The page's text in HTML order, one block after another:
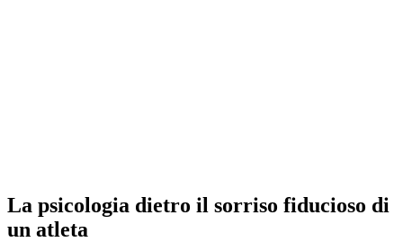
La psicologia dietro il sorriso fiducioso di
un atleta